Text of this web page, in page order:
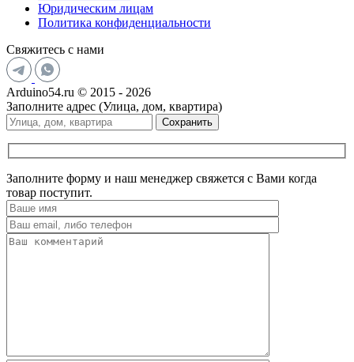
Юридическим лицам
Политика конфиденциальности
Свяжитесь с нами
Arduino54.ru © 2015 - 2026
Заполните адрес (Улица, дом, квартира)
Сохранить
Заполните форму и наш менеджер свяжется с Вами когда
товар поступит.